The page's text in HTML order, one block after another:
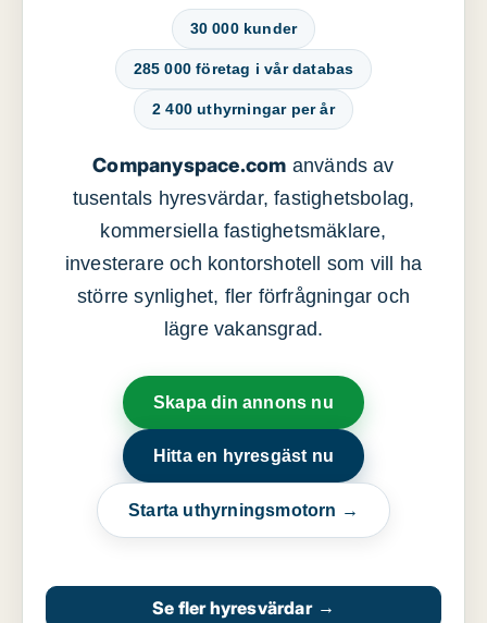
30 000 kunder
285 000 företag i vår databas
2 400 uthyrningar per år
Companyspace.com används av
tusentals hyresvärdar, fastighetsbolag,
kommersiella fastighetsmäklare,
investerare och kontorshotell som vill ha
större synlighet, fler förfrågningar och
lägre vakansgrad.
Skapa din annons nu
Hitta en hyresgäst nu
Starta uthyrningsmotorn →
Se fler hyresvärdar →